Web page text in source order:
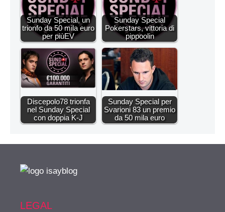
Sunday Special, un
trionfo da 50 mila euro
per piùEV
Sunday Special
Pokerstars, vittoria di
pippoolin
Discepolo78 trionfa
nel Sunday Special
con doppia K-J
Sunday Special per
Svarioni 83 un premio
da 50 mila euro
LEGAL